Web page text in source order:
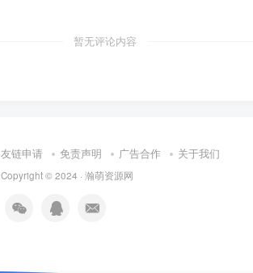
暂无评论内容
友链申请 免责声明 广告合作 关于我们
Copyright © 2024 · 瀚萌资源网